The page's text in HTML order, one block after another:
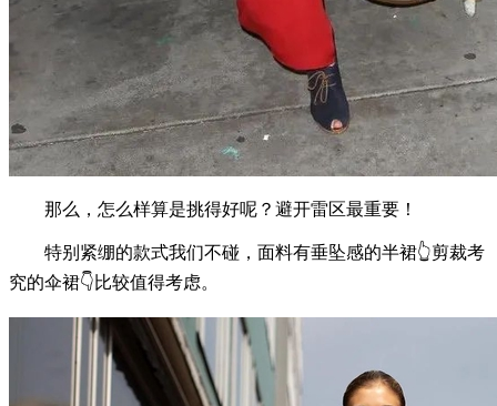
那么，怎么样算是挑得好呢？避开雷区最重要！
特别紧绷的款式我们不碰，面料有垂坠感的半裙👆剪裁考
究的伞裙👇比较值得考虑。